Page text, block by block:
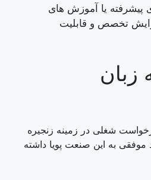
پیشرفته یا آموزش های
تخصص و قابلیت
زبان
شغلی در زمینه زنجیره
موفقی به این صنعت پویا داشته